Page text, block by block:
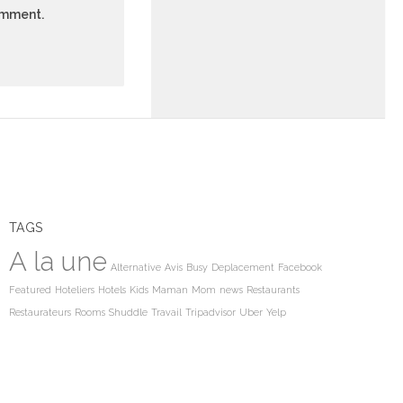
TAGS
A la une Alternative Avis Busy Deplacement Facebook
Featured Hoteliers Hotels Kids Maman Mom news Restaurants
Restaurateurs Rooms Shuddle Travail Tripadvisor Uber Yelp